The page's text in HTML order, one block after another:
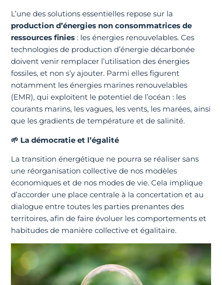
L’une des solutions essentielles repose sur la
production d’énergies non consommatrices de
ressources finies : les énergies renouvelables. Ces
technologies de production d’énergie décarbonée
doivent venir remplacer l’utilisation des énergies
fossiles, et non s’y ajouter. Parmi elles figurent
notamment les énergies marines renouvelables
(EMR), qui exploitent le potentiel de l’océan : les
courants marins, les vagues, les vents, les marées, ainsi
que les gradients de température et de salinité.
🌱 La démocratie et l’égalité
La transition énergétique ne pourra se réaliser sans
une réorganisation collective de nos modèles
économiques et de nos modes de vie. Cela implique
d’accorder une place centrale à la concertation et au
dialogue entre toutes les parties prenantes des
territoires, afin de faire évoluer les comportements et
habitudes de manière collective et égalitaire.